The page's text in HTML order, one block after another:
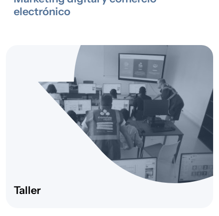
Igualdad, No
Interseccionalidad
X-MEN:
Masculinities,
Empathy, Non-
violence
electrónico
Taller